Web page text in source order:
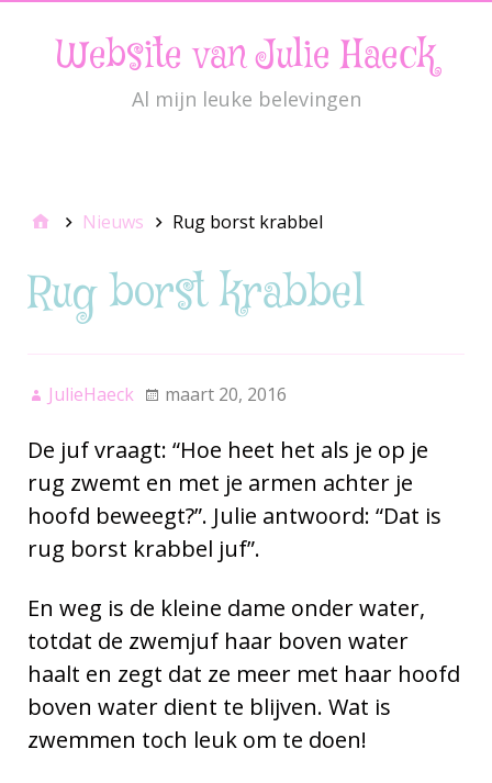
Website van Julie Haeck
Al mijn leuke belevingen
Nieuws Rug borst krabbel
Rug borst krabbel
JulieHaeck maart 20, 2016
De juf vraagt: “Hoe heet het als je op je
rug zwemt en met je armen achter je
hoofd beweegt?”. Julie antwoord: “Dat is
rug borst krabbel juf”.
En weg is de kleine dame onder water,
totdat de zwemjuf haar boven water
haalt en zegt dat ze meer met haar hoofd
boven water dient te blijven. Wat is
zwemmen toch leuk om te doen!